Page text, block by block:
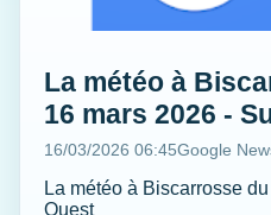
La météo à
16 mars 2026 -
16/03/2026 06:45Google
La météo à Biscarrosse
Ouest